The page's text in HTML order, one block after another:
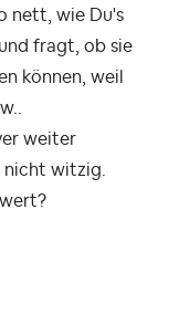
nett, wie Du's
fragt, ob sie
können, weil
weiter
nicht witzig.